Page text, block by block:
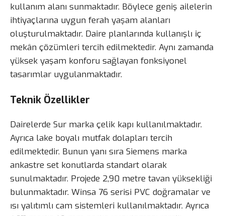
kullanım alanı sunmaktadır. Böylece geniş ailelerin
ihtiyaçlarına uygun ferah yaşam alanları
oluşturulmaktadır. Daire planlarında kullanışlı iç
mekân çözümleri tercih edilmektedir. Aynı zamanda
yüksek yaşam konforu sağlayan fonksiyonel
tasarımlar uygulanmaktadır.
Teknik Özellikler
Dairelerde Sur marka çelik kapı kullanılmaktadır.
Ayrıca lake boyalı mutfak dolapları tercih
edilmektedir. Bunun yanı sıra Siemens marka
ankastre set konutlarda standart olarak
sunulmaktadır. Projede 2,90 metre tavan yüksekliği
bulunmaktadır. Winsa 76 serisi PVC doğramalar ve
ısı yalıtımlı cam sistemleri kullanılmaktadır. Ayrıca